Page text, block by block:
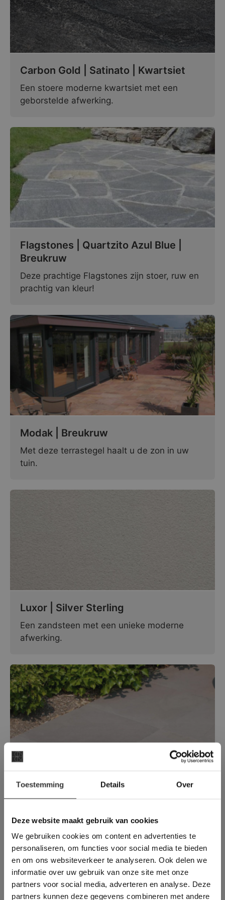
Toestemming Details Over
Deze website maakt gebruik van cookies
We gebruiken cookies om content en advertenties te
personaliseren, om functies voor social media te bieden
en om ons websiteverkeer te analyseren. Ook delen we
informatie over uw gebruik van onze site met onze
partners voor social media, adverteren en analyse. Deze
partners kunnen deze gegevens combineren met andere
Carbon Gold | Satinato | Kwartsiet
Een stoere moderne kwartsiet met een
geborstelde afwerking.
Flagstones | Quartzito Azul Blue |
Breukruw
Deze prachtige Flagstones zijn stoer, ruw en
prachtig van kleur!
Modak | Breukruw
Met deze terrastegel haalt u de zon in uw
tuin.
Luxor | Silver Sterling
Een zandsteen met een unieke moderne
afwerking.
Luxor | Mocca Brown | Gestraald
Een warme, moderne terrastegel met weinig
Deze website maakt
gebruik van cookies.
This Cookie Banner was deleted and is no
longer working. Please contact the website
administrator.
Deze website gebruikt cookies om de
gebruikerservaring te verbeteren. Door
gebruik te maken van onze website geeft u
toestemming voor alle cookies in
overeenstemming met ons cookiebeleid.Lees
verder